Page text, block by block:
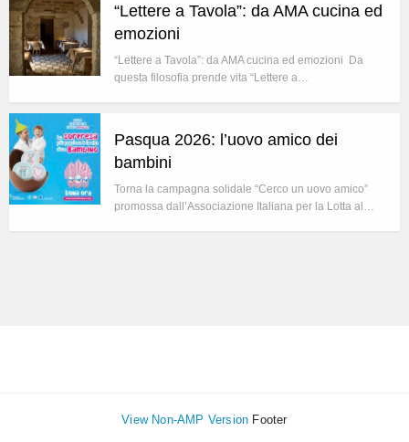
“Lettere a Tavola”: da AMA cucina ed
emozioni
“Lettere a Tavola”: da AMA cucina ed emozioni Da
questa filosofia prende vita “Lettere a…
Pasqua 2026: l’uovo amico dei
bambini
Torna la campagna solidale “Cerco un uovo amico”
promossa dall’Associazione Italiana per la Lotta al…
View Non-AMP Version Footer